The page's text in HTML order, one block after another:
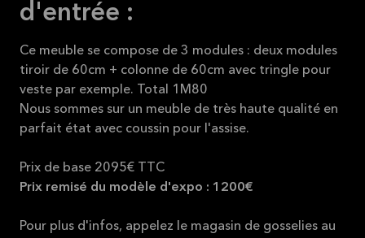
d'entrée :
Ce meuble se compose de 3 modules : deux modules
tiroir de 60cm + colonne de 60cm avec tringle pour
veste par exemple. Total 1M80
Nous sommes sur un meuble de très haute qualité en
parfait état avec coussin pour l'assise.
Prix de base 2095€ TTC
Prix remisé du modèle d'expo : 1200€
Pour plus d'infos, appelez le magasin de gosselies au